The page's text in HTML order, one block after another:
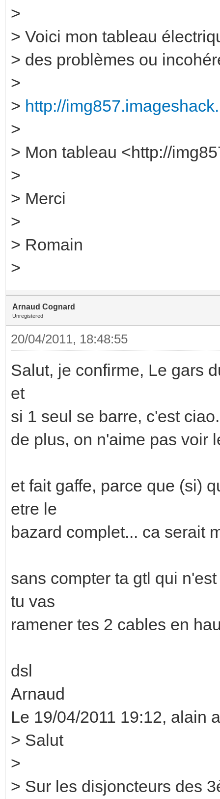
>
> Voici mon tableau
> des problèmes ou
>
> http://
>
> Mon tableau <http://
>
> Merci
>
> Romain
>
Arnaud Cognard
Unregistered
20/04/2011, 18:48:55
Salut, je confirme, Le gars
et
si 1 seul se barre, c'est ciao.
de plus, on n'aime pas voir
et fait gaffe, parce que (si)
etre le
bazard complet... ca serait
sans compter ta gtl qui
tu vas
ramener tes 2 cables en
dsl
Arnaud
Le 19/04/2011 19:12, alain
> Salut
>
> Sur les disjoncteurs des